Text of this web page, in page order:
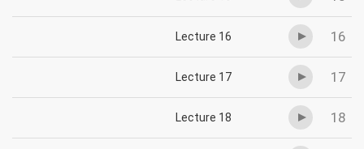
16
Lecture 16
17
Lecture 17
18
Lecture 18